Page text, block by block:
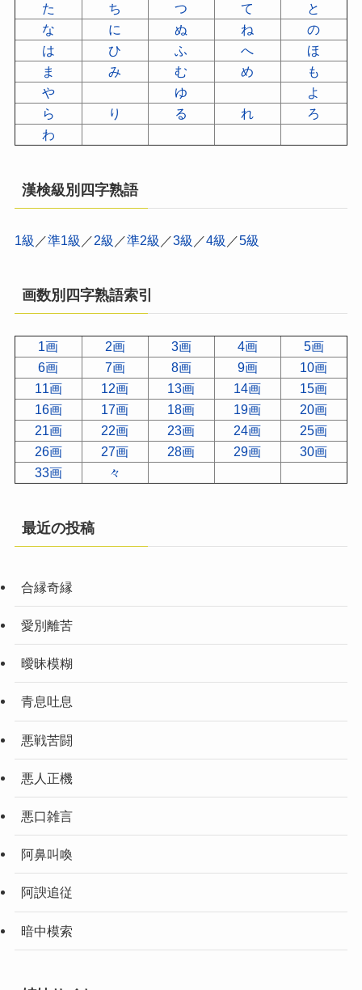
た
ち つ て
と
な
に ぬ ね
の
は
ひ ふ へ
ほ
ま
み む め
も
や
ゆ
よ
ら
り る れ
ろ
わ
漢検級別四字熟語
1級 ／準1級 ／2級 ／準2級 ／3級 ／4級 ／5級
画数別四字熟語索引
1画 2画 3画 4画
5画
6画
7画 8画 9画
10画
11画
12画 13画 14画
15画
16画
17画 18画 19画
20画
21画
22画 23画 24画
25画
26画
27画 28画 29画
30画
33画
々
最近の投稿
合縁奇縁
愛別離苦
曖昧模糊
青息吐息
悪戦苦闘
悪人正機
悪口雑言
阿鼻叫喚
阿諛追従
暗中模索